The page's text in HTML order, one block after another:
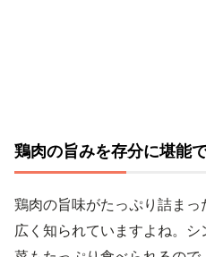
鶏肉の旨みを存分に堪能
鶏肉の旨味がたっぷり詰ま
広く知られていますよね。